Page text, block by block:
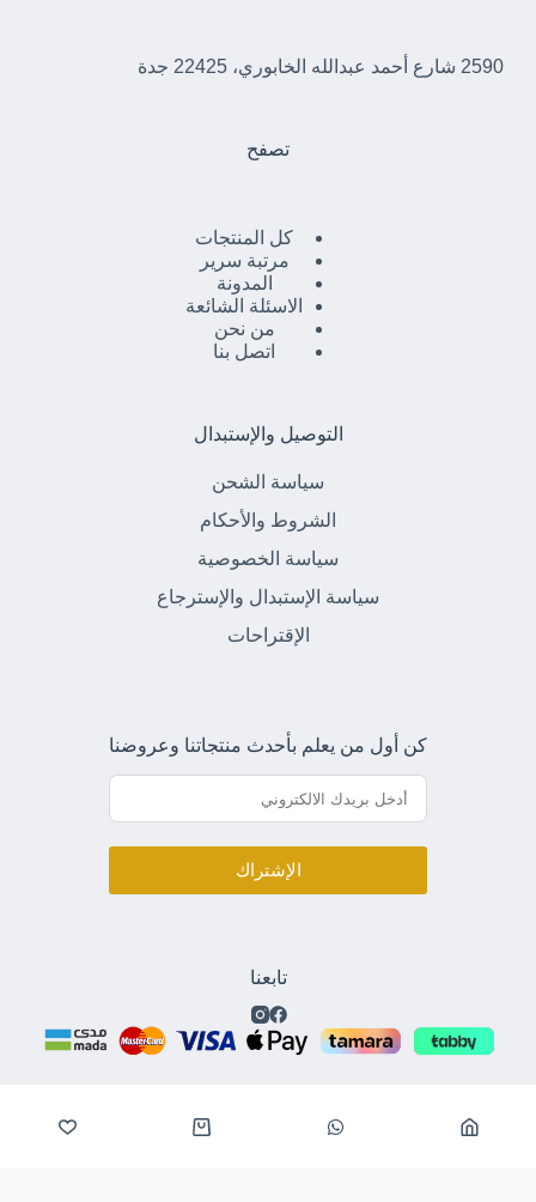
2590 شارع أحمد عبدالله الخابوري، 22425 جدة
تصفح
كل المنتجات
مرتبة سرير
المدونة
الاسئلة الشائعة
من نحن
اتصل بنا
التوصيل والإستبدال
سياسة الشحن
الشروط والأحكام
سياسة الخصوصية
سياسة الإستبدال والإسترجاع
الإقتراحات
كن أول من يعلم بأحدث منتجاتنا وعروضنا
الإشتراك
تابعنا